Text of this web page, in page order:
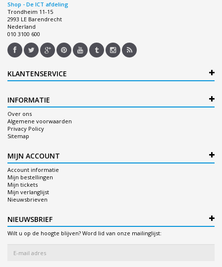
Shop - De ICT afdeling
Trondheim 11-15
2993 LE Barendrecht
Nederland
010 3100 600
KLANTENSERVICE
INFORMATIE
Over ons
Algemene voorwaarden
Privacy Policy
Sitemap
MIJN ACCOUNT
Account informatie
Mijn bestellingen
Mijn tickets
Mijn verlanglijst
Nieuwsbrieven
NIEUWSBRIEF
Wilt u op de hoogte blijven? Word lid van onze mailinglijst: